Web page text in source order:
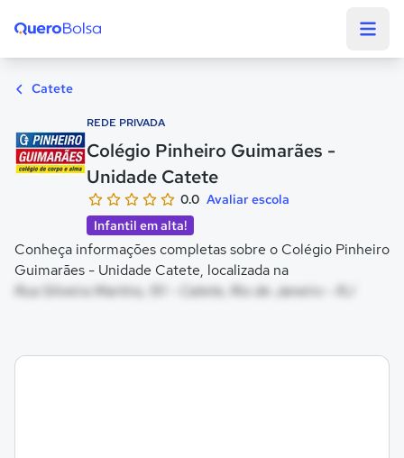
Catete
REDE PRIVADA
Colégio Pinheiro Guimarães -
Unidade Catete
0.0 Avaliar escola
Infantil em alta!
Conheça informações completas sobre o Colégio Pinheiro
Guimarães - Unidade Catete, localizada na
Rua Silveira Martins, 151 - Catete, Rio de Janeiro - RJ